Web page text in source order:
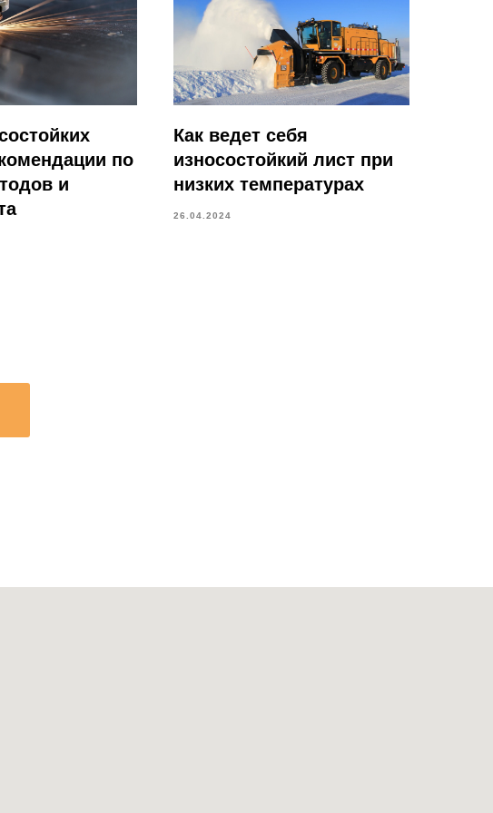
по
и
Как ведет себя
износостойкий лист при
низких температурах
26.04.2024